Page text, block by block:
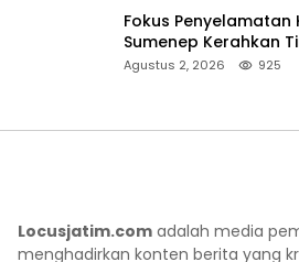
Fokus Penyelamatan
Sumenep Kerahkan
Ambulans ke
Agustus 2, 2026 925
Locusjatim.com adalah media
menghadirkan konten berita yang